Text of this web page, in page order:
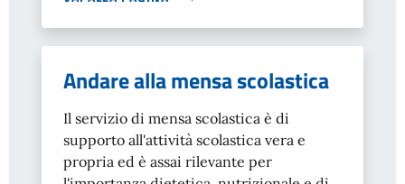
Andare alla mensa scolastica
Il servizio di mensa scolastica è di
supporto all'attività scolastica vera e
propria ed è assai rilevante per